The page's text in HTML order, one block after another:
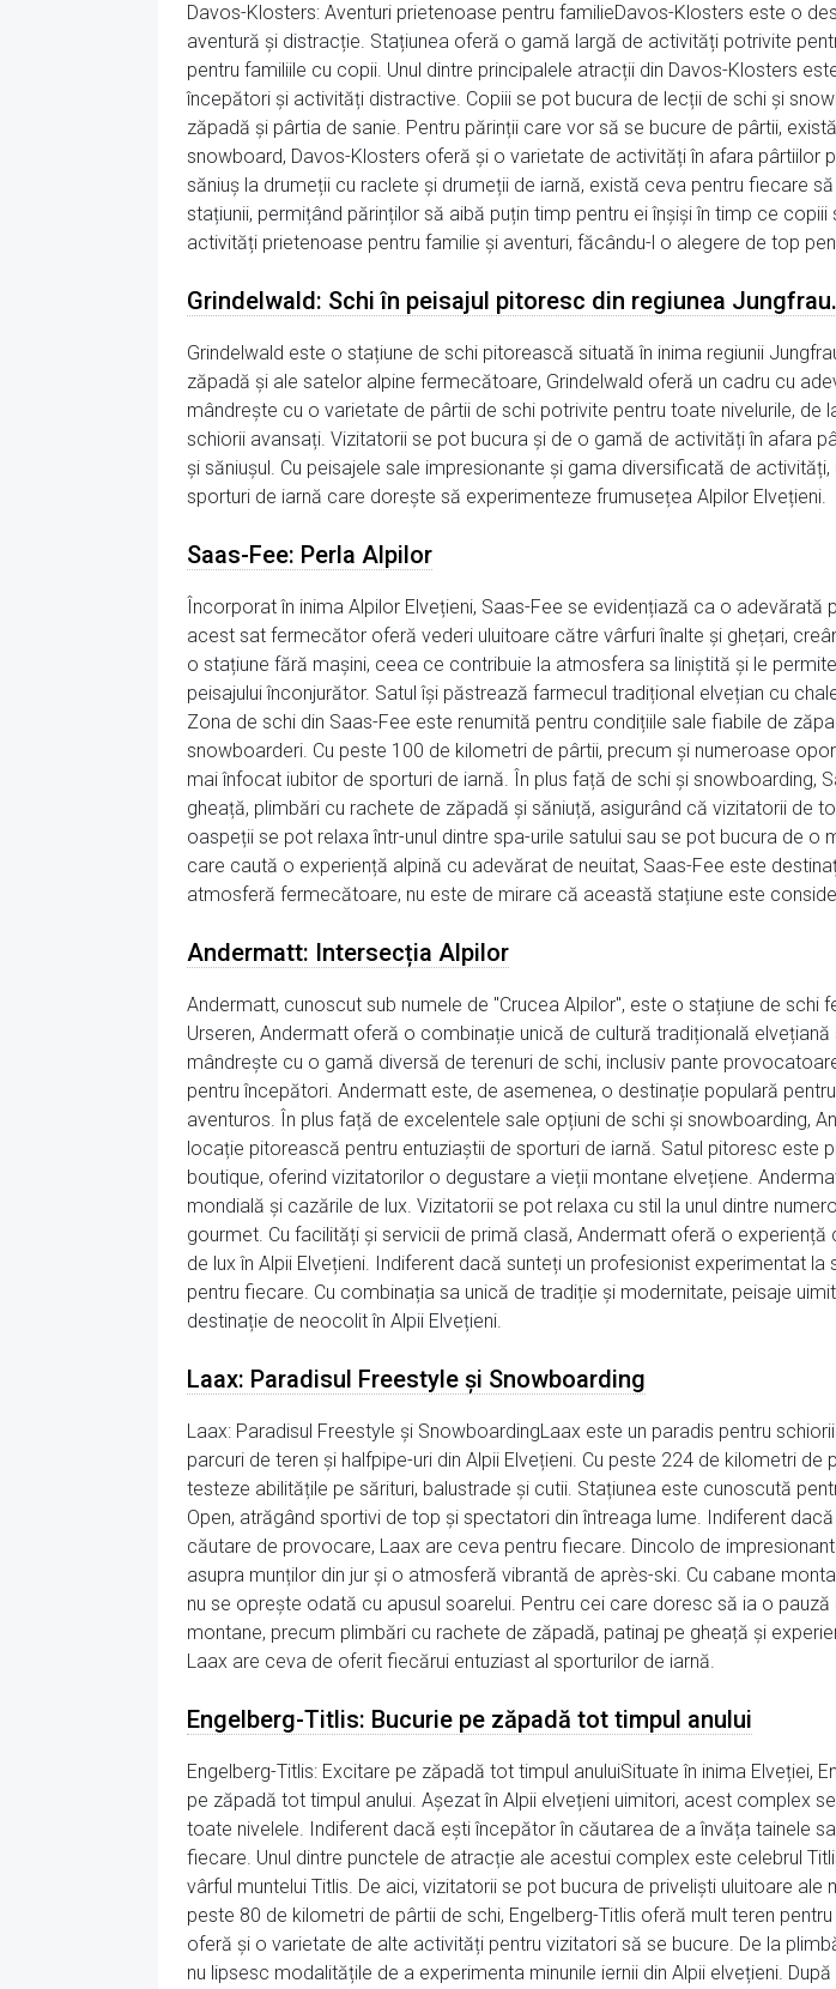
Davos-Klosters: Aventuri prietenoase pentru familieDavos-Klosters este o
aventură și distracție. Stațiunea oferă o gamă largă de activități potrivite
pentru familiile cu copii. Unul dintre principalele atracții din Davos-Klosters
începători și activități distractive. Copiii se pot bucura de lecții de schi și
zăpadă și pârtia de sanie. Pentru părinții care vor să se bucure de pârtii,
snowboard, Davos-Klosters oferă și o varietate de activități în afara pârtiilor
săniuș la drumeții cu raclete și drumeții de iarnă, există ceva pentru fiecare
stațiunii, permițând părinților să aibă puțin timp pentru ei înșiși în timp ce
activități prietenoase pentru familie și aventuri, făcându-l o alegere de top
Grindelwald: Schi în peisajul pitoresc din regiunea Jungfrau.
Grindelwald este o stațiune de schi pitorească situată în inima regiunii
zăpadă și ale satelor alpine fermecătoare, Grindelwald oferă un cadru cu
mândrește cu o varietate de pârtii de schi potrivite pentru toate nivelurile,
schiorii avansați. Vizitatorii se pot bucura și de o gamă de activități în afara
și săniușul. Cu peisajele sale impresionante și gama diversificată de
sporturi de iarnă care dorește să experimenteze frumusețea Alpilor Elvețieni.
Saas-Fee: Perla Alpilor
Încorporat în inima Alpilor Elvețieni, Saas-Fee se evidențiază ca o adevărată
acest sat fermecător oferă vederi uluitoare către vârfuri înalte și ghețari,
o stațiune fără mașini, ceea ce contribuie la atmosfera sa liniștită și le
peisajului înconjurător. Satul își păstrează farmecul tradițional elvețian cu
Zona de schi din Saas-Fee este renumită pentru condițiile sale fiabile de
snowboarderi. Cu peste 100 de kilometri de pârtii, precum și numeroase
mai înfocat iubitor de sporturi de iarnă. În plus față de schi și
gheață, plimbări cu rachete de zăpadă și săniuță, asigurând că vizitatorii de
oaspeții se pot relaxa într-unul dintre spa-urile satului sau se pot bucura de
care caută o experiență alpină cu adevărat de neuitat, Saas-Fee este
atmosferă fermecătoare, nu este de mirare că această stațiune este
Andermatt: Intersecția Alpilor
Andermatt, cunoscut sub numele de "Crucea Alpilor", este o stațiune de
Urseren, Andermatt oferă o combinație unică de cultură tradițională
mândrește cu o gamă diversă de terenuri de schi, inclusiv pante
pentru începători. Andermatt este, de asemenea, o destinație populară
aventuros. În plus față de excelentele sale opțiuni de schi și snowboarding,
locație pitorească pentru entuziaștii de sporturi de iarnă. Satul pitoresc este
boutique, oferind vizitatorilor o degustare a vieții montane elvețiene.
mondială și cazările de lux. Vizitatorii se pot relaxa cu stil la unul dintre
gourmet. Cu facilități și servicii de primă clasă, Andermatt oferă o
de lux în Alpii Elvețieni. Indiferent dacă sunteți un profesionist experimentat
pentru fiecare. Cu combinația sa unică de tradiție și modernitate, peisaje
destinație de neocolit în Alpii Elvețieni.
Laax: Paradisul Freestyle și Snowboarding
Laax: Paradisul Freestyle și SnowboardingLaax este un paradis pentru
parcuri de teren și halfpipe-uri din Alpii Elvețieni. Cu peste 224 de kilometri
testeze abilitățile pe sărituri, balustrade și cutii. Stațiunea este cunoscută
Open, atrăgând sportivi de top și spectatori din întreaga lume. Indiferent
căutare de provocare, Laax are ceva pentru fiecare. Dincolo de
asupra munților din jur și o atmosferă vibrantă de après-ski. Cu cabane
nu se oprește odată cu apusul soarelui. Pentru cei care doresc să ia o
montane, precum plimbări cu rachete de zăpadă, patinaj pe gheață și
Laax are ceva de oferit fiecărui entuziast al sporturilor de iarnă.
Engelberg-Titlis: Bucurie pe zăpadă tot timpul anului
Engelberg-Titlis: Excitare pe zăpadă tot timpul anuluiSituate în inima
pe zăpadă tot timpul anului. Așezat în Alpii elvețieni uimitori, acest complex
toate nivelele. Indiferent dacă ești începător în căutarea de a învăța tainele
fiecare. Unul dintre punctele de atracție ale acestui complex este celebrul
vârful muntelui Titlis. De aici, vizitatorii se pot bucura de priveliști uluitoare
peste 80 de kilometri de pârtii de schi, Engelberg-Titlis oferă mult teren
oferă și o varietate de alte activități pentru vizitatori să se bucure. De la
nu lipsesc modalitățile de a experimenta minunile iernii din Alpii elvețieni.